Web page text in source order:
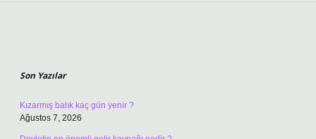
Son Yazılar
Kızarmış balık kaç gün yenir ?
Ağustos 7, 2026